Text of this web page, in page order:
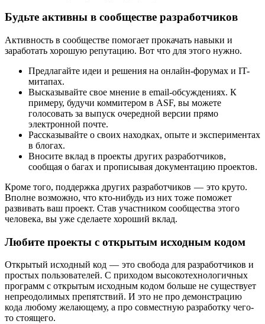
Будьте активны в сообществе разработчиков
Активность в сообществе помогает прокачать навыки и
заработать хорошую репутацию. Вот что для этого нужно.
Предлагайте идеи и решения на онлайн-форумах и IT-
митапах.
Высказывайте свое мнение в email-обсуждениях. К
примеру, будучи коммитером в ASF, вы можете
голосовать за выпуск очередной версии прямо
электронной почте.
Рассказывайте о своих находках, опыте и экспериментах
в блогах.
Вносите вклад в проекты других разработчиков,
сообщая о багах и прописывая документацию проектов.
Кроме того, поддержка других разработчиков — это круто.
Вполне возможно, что кто-нибудь из них тоже поможет
развивать ваш проект. Став участником сообщества этого
человека, вы уже сделаете хороший вклад.
Любите проекты с открытым исходным кодом
Открытый исходный код — это свобода для разработчиков и
простых пользователей. С приходом высокотехнологичных
программ с открытым исходным кодом больше не существует
непреодолимых препятствий. И это не про демонстрацию
кода любому желающему, а про совместную разработку чего-
то стоящего.